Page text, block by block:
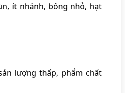
ít nhánh, bông nhỏ, hạt
lượng thấp, phẩm chất